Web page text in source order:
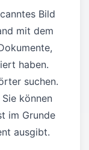
Bild
mit dem
haben.
suchen.
können
im Grunde
ausgibt.